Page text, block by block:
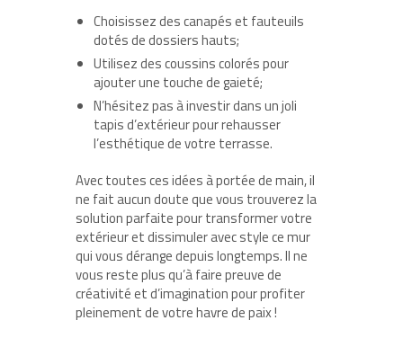
Choisissez des canapés et fauteuils
dotés de dossiers hauts;
Utilisez des coussins colorés pour
ajouter une touche de gaieté;
N’hésitez pas à investir dans un joli
tapis d’extérieur pour rehausser
l’esthétique de votre terrasse.
Avec toutes ces idées à portée de main, il
ne fait aucun doute que vous trouverez la
solution parfaite pour transformer votre
extérieur et dissimuler avec style ce mur
qui vous dérange depuis longtemps. Il ne
vous reste plus qu’à faire preuve de
créativité et d’imagination pour profiter
pleinement de votre havre de paix !